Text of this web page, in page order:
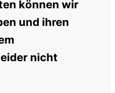
können wir
und ihren
nicht